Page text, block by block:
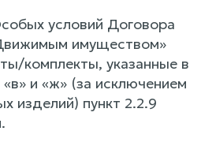
условий Договора
имуществом»
комплекты, указанные в
«в» и «ж» (за исключением
изделий) пункт 2.2.9